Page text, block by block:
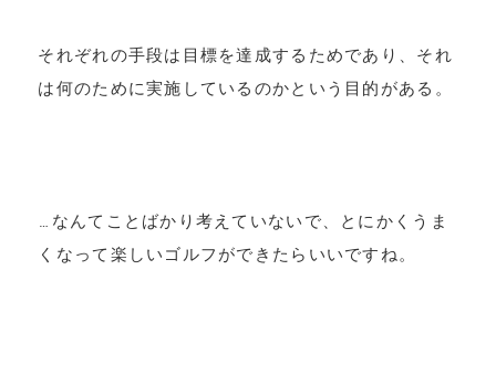
それぞれの手段は目標を達成するためであり、それ
は何のために実施しているのかという目的がある。
…なんてことばかり考えていないで、とにかくうま
くなって楽しいゴルフができたらいいですね。